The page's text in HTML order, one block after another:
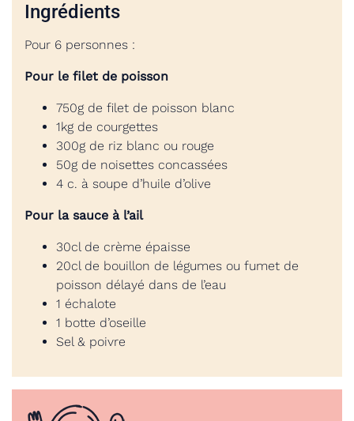
Ingrédients
Pour 6 personnes :
Pour le filet de poisson
750g de filet de poisson blanc
1kg de courgettes
300g de riz blanc ou rouge
50g de noisettes concassées
4 c. à soupe d’huile d’olive
Pour la sauce à l’ail
30cl de crème épaisse
20cl de bouillon de légumes ou fumet de
poisson délayé dans de l’eau
1 échalote
1 botte d’oseille
Sel & poivre